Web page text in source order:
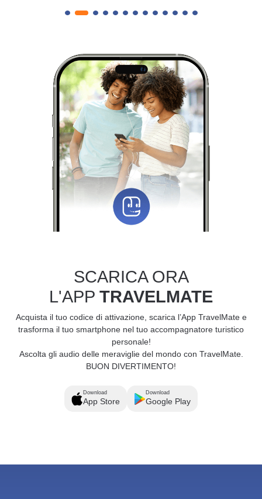
SCARICA ORA
L'APP TRAVELMATE
Acquista il tuo codice di attivazione, scarica l’App TravelMate e
trasforma il tuo smartphone nel tuo accompagnatore turistico
personale!
Ascolta gli audio delle meraviglie del mondo con TravelMate.
BUON DIVERTIMENTO!
Download
App Store
Download
Google Play